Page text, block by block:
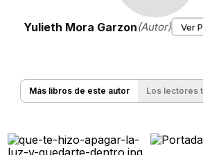
Yulieth Mora Garzon(Autor) Ver
Más libros de este autor Los lectores